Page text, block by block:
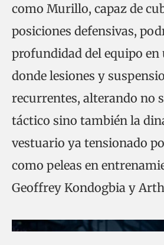
como Murillo, capaz de
posiciones defensivas,
profundidad del equipo en
donde lesiones y
recurrentes, alterando no
táctico sino también la
vestuario ya tensionado
como peleas en
Geoffrey Kondogbia y